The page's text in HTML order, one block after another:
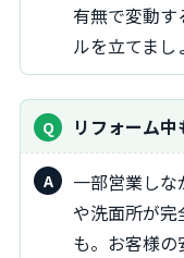
有無で変動
ルを立てまし
リフォーム
一部営業しながらの工事も可能ですが、トイレ
や洗面所が完
も。お客様